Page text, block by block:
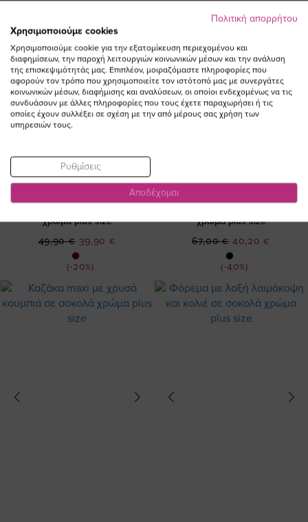
χρώμα plus size
(-20%)
Ειδική
Τιμή
39,90 €
49,90 €
χρώμα plus size
(-40%)
Ειδική
Τιμή
40,20 €
67,00 €
Πολιτική απορρήτου
Χρησιμοποιούμε cookies
Χρησιμοποιούμε cookie για την εξατομίκευση περιεχομένου και
διαφημίσεων, την παροχή λειτουργιών κοινωνικών μέσων και την ανάλυση
της επισκεψιμότητάς μας. Επιπλέον, μοιραζόμαστε πληροφορίες που
αφορούν τον τρόπο που χρησιμοποιείτε τον ιστότοπό μας με συνεργάτες
κοινωνικών μέσων, διαφήμισης και αναλύσεων, οι οποίοι ενδεχομένως να τις
συνδυάσουν με άλλες πληροφορίες που τους έχετε παραχωρήσει ή τις
οποίες έχουν συλλέξει σε σχέση με την από μέρους σας χρήση των
υπηρεσιών τους.
Ρυθμίσεις
Αποδέχομαι